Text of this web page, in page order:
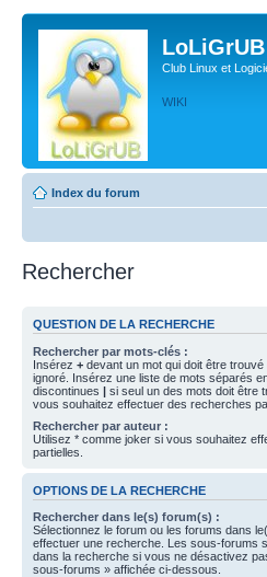
Club Linux et
WIKI
Index du forum
Rechercher
QUESTION DE LA RECHERCHE
Rechercher par mots-clés :
Insérez + devant un mot qui doit être trouvé
ignoré. Insérez une liste de mots séparés
discontinues | si seul un des mots doit être
vous souhaitez effectuer des recherches
Rechercher par auteur :
Utilisez * comme joker si vous souhaitez
partielles.
OPTIONS DE LA RECHERCHE
Rechercher dans le(s) forum(s) :
Sélectionnez le forum ou les forums dans
effectuer une recherche. Les sous-forums
dans la recherche si vous ne désactivez
sous-forums » affichée ci-dessous.